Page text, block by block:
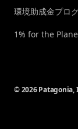
環境助成金プロ
1% for the
© 2026 Patagonia,